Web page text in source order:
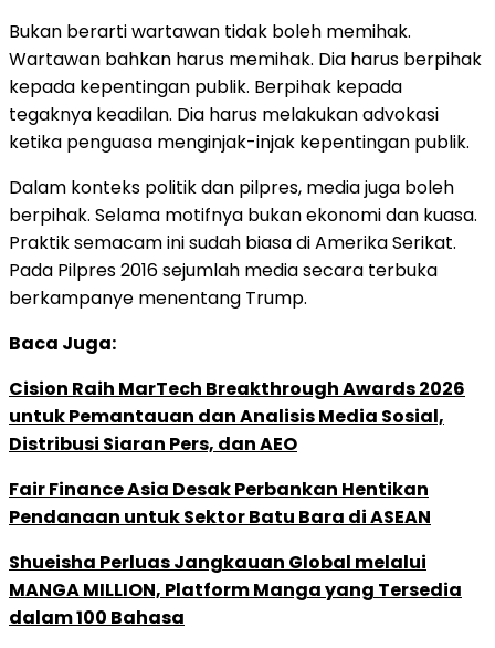
Bukan berarti wartawan tidak boleh memihak.
Wartawan bahkan harus memihak. Dia harus berpihak
kepada kepentingan publik. Berpihak kepada
tegaknya keadilan. Dia harus melakukan advokasi
ketika penguasa menginjak-injak kepentingan publik.
Dalam konteks politik dan pilpres, media juga boleh
berpihak. Selama motifnya bukan ekonomi dan kuasa.
Praktik semacam ini sudah biasa di Amerika Serikat.
Pada Pilpres 2016 sejumlah media secara terbuka
berkampanye menentang Trump.
Baca Juga:
Cision Raih MarTech Breakthrough Awards 2026
untuk Pemantauan dan Analisis Media Sosial,
Distribusi Siaran Pers, dan AEO
Fair Finance Asia Desak Perbankan Hentikan
Pendanaan untuk Sektor Batu Bara di ASEAN
Shueisha Perluas Jangkauan Global melalui
MANGA MILLION, Platform Manga yang Tersedia
dalam 100 Bahasa